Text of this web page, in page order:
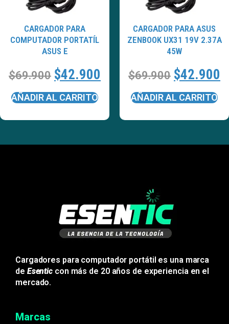
CARGADOR PARA
COMPUTADOR PORTATÍL
ASUS E
$69.900 $42.900
AÑADIR AL CARRITO
CARGADOR PARA ASUS
ZENBOOK UX31 19V 2.37A
45W
$69.900 $42.900
AÑADIR AL CARRITO
Cargadores para computador portátil es una marca
de Esentic con más de 20 años de experiencia en el
mercado.
Marcas